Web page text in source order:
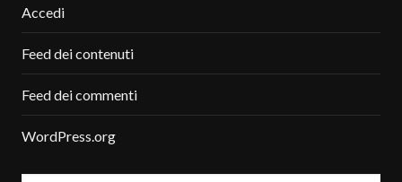
Accedi
Feed dei contenuti
Feed dei commenti
WordPress.org